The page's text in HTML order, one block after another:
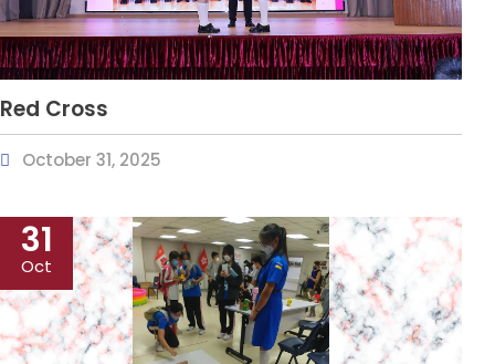
Red Cross
October 31, 2025
31
Oct